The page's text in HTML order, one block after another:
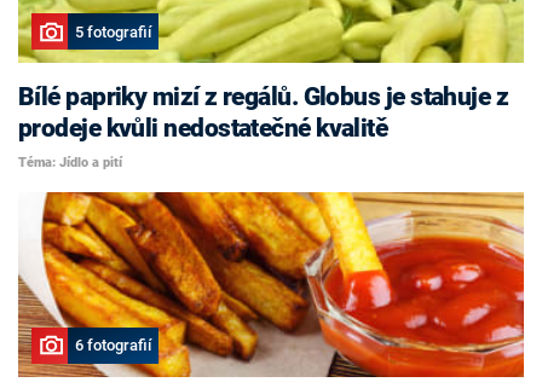
5 fotografií
Bílé papriky mizí z regálů. Globus je stahuje z
prodeje kvůli nedostatečné kvalitě
Téma: Jídlo a pití
6 fotografií